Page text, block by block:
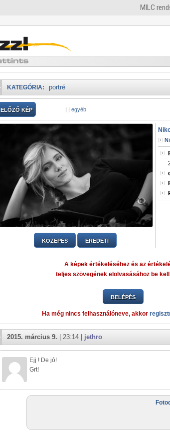
MILC
KATEGÓRIA: portré
ELŐZŐ KÉP | | egyéb
KÖZEPES EREDETI
A képek értékeléséhez és az
teljes szövegének elolvasásához be
BELÉPÉS
Ha még nincs felhasználóneve, akkor
2015. március 9. | 23:14 | jethro
Ejj ! De jó!
Grt!